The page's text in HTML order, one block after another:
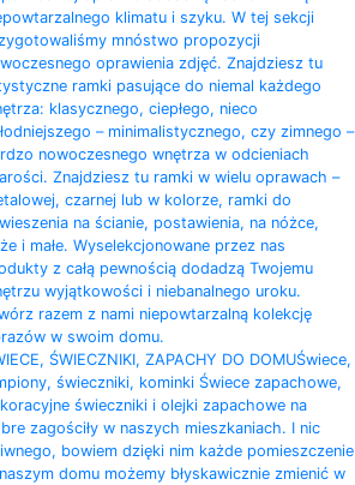
klimatu i szyku. W tej sekcji
mnóstwo propozycji
oprawienia zdjęć. Znajdziesz tu
ramki pasujące do niemal każdego
klasycznego, ciepłego, nieco
– minimalistycznego, czy zimnego –
nowoczesnego wnętrza w odcieniach
Znajdziesz tu ramki w wielu oprawach –
czarnej lub w kolorze, ramki do
na ścianie, postawienia, na nóżce,
i małe. Wyselekcjonowane przez nas
z całą pewnością dodadzą Twojemu
wyjątkowości i niebanalnego uroku.
razem z nami niepowtarzalną kolekcję
w swoim domu.
ŚWIECZNIKI, ZAPACHY DO DOMUŚwiece,
świeczniki, kominki Świece zapachowe,
świeczniki i olejki zapachowe na
zagościły w naszych mieszkaniach. I nic
bowiem dzięki nim każde pomieszczenie
domu możemy błyskawicznie zmienić w